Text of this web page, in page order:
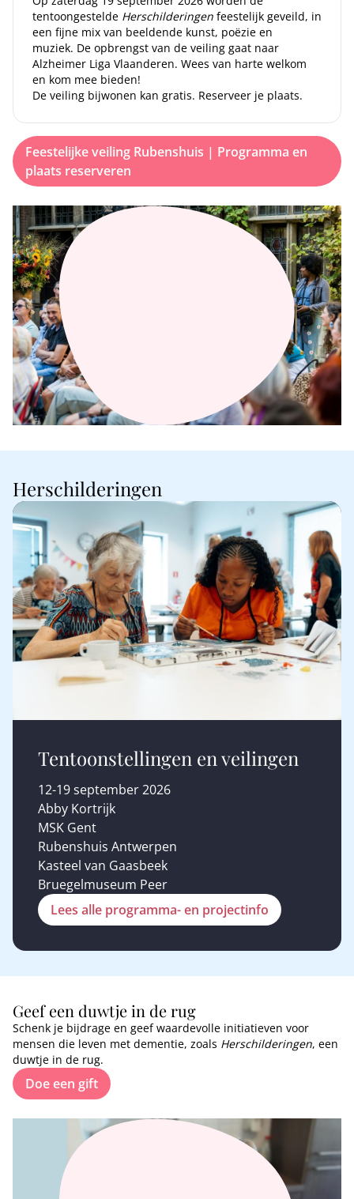
tentoongestelde Herschilderingen feestelijk geveild, in
een fijne mix van beeldende kunst, poëzie en
muziek. De opbrengst van de veiling gaat naar
Alzheimer Liga Vlaanderen. Wees van harte welkom
en kom mee bieden!
De veiling bijwonen kan gratis. Reserveer je plaats.
Feestelijke veiling Rubenshuis | Programma en
plaats reserveren
Herschilderingen
Tentoonstellingen en veilingen
12-19 september 2026
Abby Kortrijk
MSK Gent
Rubenshuis Antwerpen
Kasteel van Gaasbeek
Bruegelmuseum Peer
Lees alle programma- en projectinfo
Geef een duwtje in de rug
Schenk je bijdrage en geef waardevolle initiatieven voor
mensen die leven met dementie, zoals Herschilderingen, een
duwtje in de rug.
Doe een gift